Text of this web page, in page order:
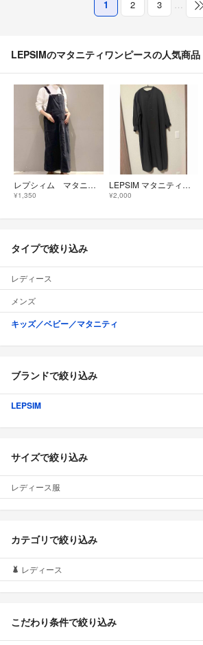
1 2 3 …
LEPSIMのマタニティワンピースの人気商品
レプシィム マタニティワンピース
¥1,350
LEPSIM マタニティ／2WAYデザインワンピース
¥2,000
タイプで絞り込み
レディース
メンズ
キッズ／ベビー／マタニティ
ブランドで絞り込み
LEPSIM
サイズで絞り込み
レディース服
カテゴリで絞り込み
レディース
こだわり条件で絞り込み